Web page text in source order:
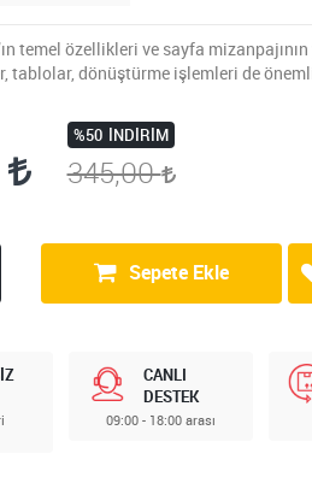
temel özellikleri ve sayfa
tablolar, dönüştürme işlemleri de
%50 İNDIRIM
345,00
Sepete Ekle
CANLI
DESTEK
09:00 - 18:00 arası